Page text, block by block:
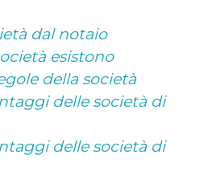
dal notaio
esistono
della società
delle società di
delle società di